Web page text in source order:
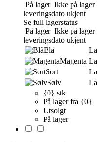
På lager Ikke på lager
leveringsdato ukjent
Se full lagerstatus
På lager Ikke på lager
leveringsdato ukjent
Blå
Magenta
Sort
Sølv
{0} stk
På lager fra {0}
Utsolgt
På lager